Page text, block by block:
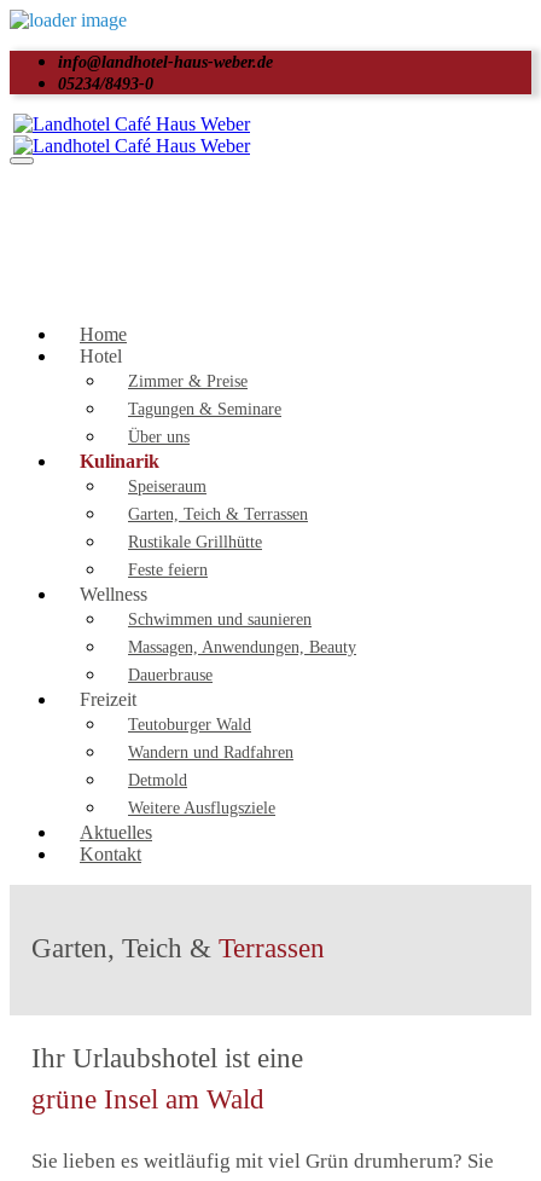
info@landhotel-haus-weber.de
05234/8493-0
Home
Hotel
Zimmer & Preise
Tagungen & Seminare
Über uns
Kulinarik
Speiseraum
Garten, Teich & Terrassen
Rustikale Grillhütte
Feste feiern
Wellness
Schwimmen und saunieren
Massagen, Anwendungen, Beauty
Dauerbrause
Freizeit
Teutoburger Wald
Wandern und Radfahren
Detmold
Weitere Ausflugsziele
Aktuelles
Kontakt
Garten, Teich & Terrassen
Ihr Urlaubshotel ist eine
grüne Insel am Wald
Sie lieben es weitläufig mit viel Grün drumherum? Sie